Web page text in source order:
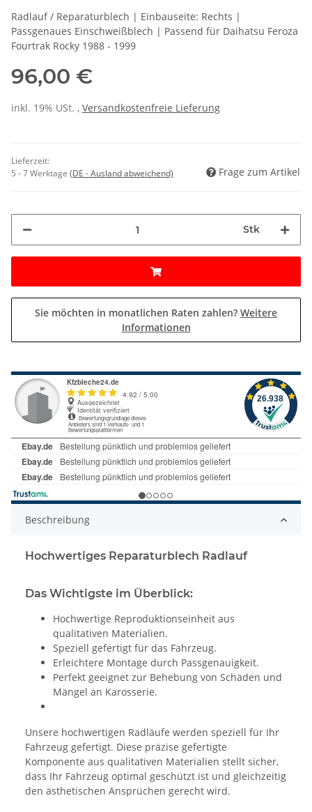
Radlauf / Reparaturblech | Einbauseite: Rechts |
Passgenaues Einschweißblech | Passend für Daihatsu Feroza
Fourtrak Rocky 1988 - 1999
96,00 €
inkl. 19% USt. , Versandkostenfreie Lieferung
Lieferzeit:
5 - 7 Werktage (DE - Ausland abweichend) Frage zum Artikel
Stk
Sie möchten in monatlichen Raten zahlen? Weitere
Informationen
Beschreibung
Hochwertiges Reparaturblech Radlauf
Das Wichtigste im Überblick:
Hochwertige Reproduktionseinheit aus
qualitativen Materialien.
Speziell gefertigt für das Fahrzeug.
Erleichtere Montage durch Passgenauigkeit.
Perfekt geeignet zur Behebung von Schäden und
Mängel an Karosserie.
Unsere hochwertigen Radläufe werden speziell für Ihr
Fahrzeug gefertigt. Diese präzise gefertigte
Komponente aus qualitativen Materialien stellt sicher,
dass Ihr Fahrzeug optimal geschützt ist und gleichzeitig
den ästhetischen Ansprüchen gerecht wird.